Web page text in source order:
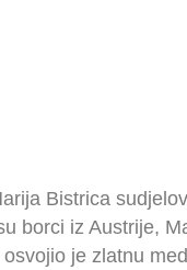
Bistrica
borci iz Austrije,
je zlatnu